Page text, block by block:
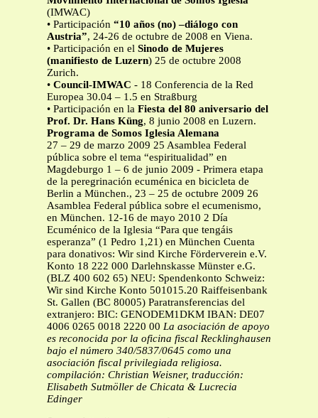
(IMWAC)
• Participación “10 años (no) –diálogo con
Austria”, 24-26 de octubre de 2008 en Viena.
• Participación en el Sinodo de Mujeres
(manifiesto de Luzern) 25 de octubre 2008
Zurich.
• Council-IMWAC - 18 Conferencia de la Red
Europea 30.04 – 1.5 en Straßburg
• Participación en la Fiesta del 80 aniversario del
Prof. Dr. Hans Küng, 8 junio 2008 en Luzern.
Programa de Somos Iglesia Alemana
27 – 29 de marzo 2009 25 Asamblea Federal
pública sobre el tema “espiritualidad” en
Magdeburgo 1 – 6 de junio 2009 - Primera etapa
de la peregrinación ecuménica en bicicleta de
Berlin a München., 23 – 25 de octubre 2009 26
Asamblea Federal pública sobre el ecumenismo,
en München. 12-16 de mayo 2010 2 Día
Ecuménico de la Iglesia “Para que tengáis
esperanza” (1 Pedro 1,21) en München Cuenta
para donativos: Wir sind Kirche Förderverein e.V.
Konto 18 222 000 Darlehnskasse Münster e.G.
(BLZ 400 602 65) NEU: Spendenkonto Schweiz:
Wir sind Kirche Konto 501015.20 Raiffeisenbank
St. Gallen (BC 80005) Paratransferencias del
extranjero: BIC: GENODEM1DKM IBAN: DE07
4006 0265 0018 2220 00 La asociación de apoyo
es reconocida por la oficina fiscal Recklinghausen
bajo el número 340/5837/0645 como una
asociación fiscal privilegiada religiosa.
compilación: Christian Weisner, traducción:
Elisabeth Sutmöller de Chicata & Lucrecia
Edinger